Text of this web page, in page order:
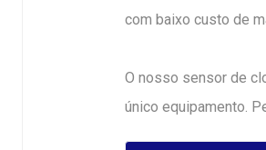
com baixo custo de
O nosso sensor de
único equipamento.